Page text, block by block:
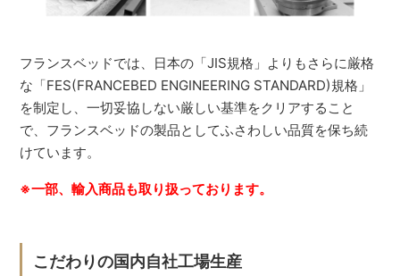
フランスベッドでは、日本の「JIS規格」よりもさらに厳格
な「FES(FRANCEBED ENGINEERING STANDARD)規格」
を制定し、一切妥協しない厳しい基準をクリアすること
で、フランスベッドの製品としてふさわしい品質を保ち続
けています。
※一部、輸入商品も取り扱っております。
こだわりの国内自社工場生産